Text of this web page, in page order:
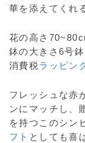
華を添えてくれ
花の高さ
鉢の大きさ6号鉢
消費税ラッピン
フレッシュな赤
ンにマッチし、
を持つこのシン
フト としても喜